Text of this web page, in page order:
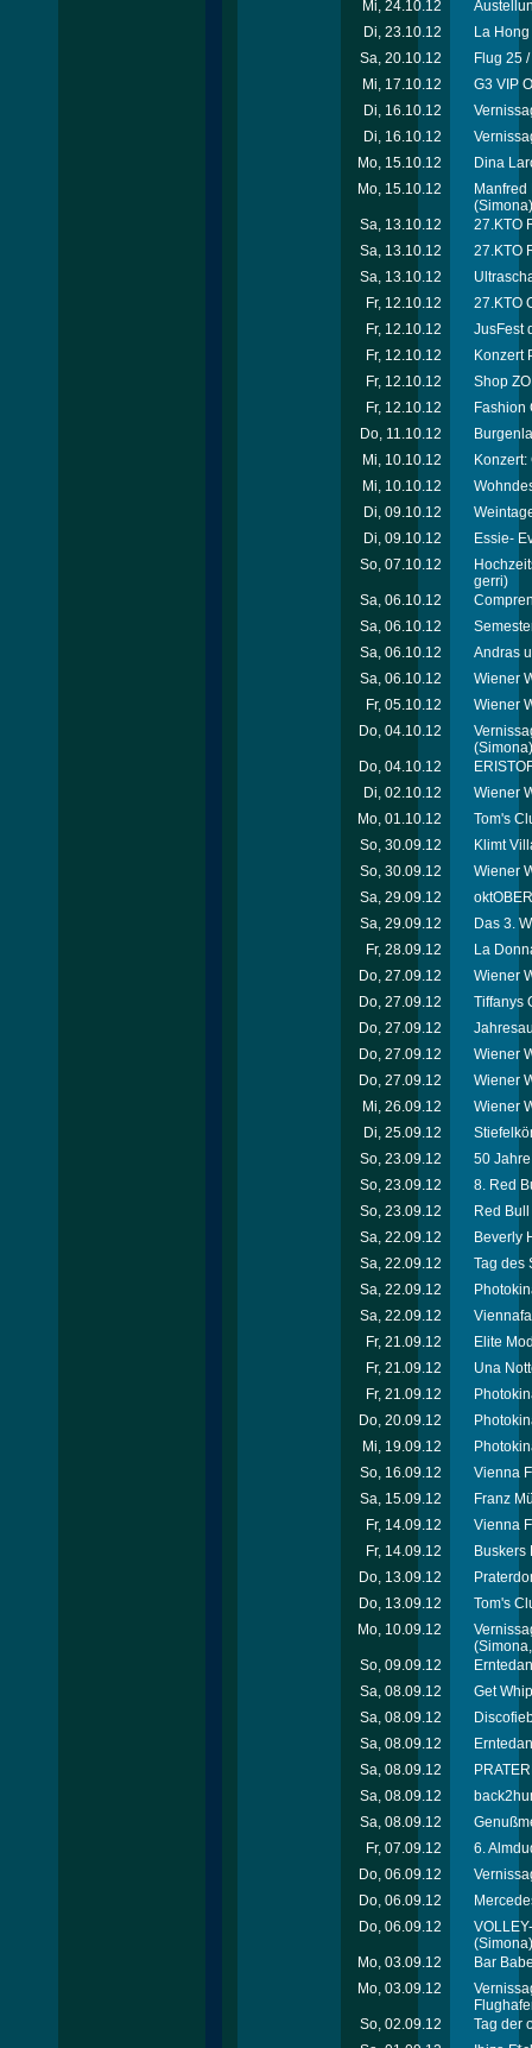
Mi, 24.10.12
Di, 23.10.12
La
Sa, 20.10.12
Flug 25
Mi, 17.10.12
G3 VIP
Di, 16.10.12
Di, 16.10.12
Mo, 15.10.12
Dina
Mo, 15.10.12
(Simona)
Sa, 13.10.12
27.KTO
Sa, 13.10.12
27.KTO
Sa, 13.10.12
Fr, 12.10.12
27.KTO
Fr, 12.10.12
JusFest
Fr, 12.10.12
Konzert
Fr, 12.10.12
Shop
Fr, 12.10.12
Fashion
Do, 11.10.12
Mi, 10.10.12
Mi, 10.10.12
Di, 09.10.12
Di, 09.10.12
Essie-
So, 07.10.12
gerri)
Sa, 06.10.12
Sa, 06.10.12
Sa, 06.10.12
Andras
Sa, 06.10.12
Wiener
Fr, 05.10.12
Wiener
Do, 04.10.12
(Simona)
Do, 04.10.12
Di, 02.10.12
Wiener
Mo, 01.10.12
Tom's
So, 30.09.12
Klimt
So, 30.09.12
Wiener
Sa, 29.09.12
Sa, 29.09.12
Das 3.
Fr, 28.09.12
La
Do, 27.09.12
Wiener
Do, 27.09.12
Tiffanys
Do, 27.09.12
Do, 27.09.12
Wiener
Do, 27.09.12
Wiener
Mi, 26.09.12
Wiener
Di, 25.09.12
So, 23.09.12
50
So, 23.09.12
8. Red
So, 23.09.12
Red
Sa, 22.09.12
Beverly
Sa, 22.09.12
Tag des
Sa, 22.09.12
Sa, 22.09.12
Fr, 21.09.12
Elite
Fr, 21.09.12
Una
Fr, 21.09.12
Do, 20.09.12
Mi, 19.09.12
So, 16.09.12
Vienna
Sa, 15.09.12
Franz
Fr, 14.09.12
Vienna
Fr, 14.09.12
Buskers
Do, 13.09.12
Do, 13.09.12
Tom's
Mo, 10.09.12
So, 09.09.12
Sa, 08.09.12
Get
Sa, 08.09.12
Sa, 08.09.12
Sa, 08.09.12
Sa, 08.09.12
Sa, 08.09.12
Fr, 07.09.12
6.
Do, 06.09.12
Do, 06.09.12
Do, 06.09.12
(Simona)
Mo, 03.09.12
Bar
Mo, 03.09.12
So, 02.09.12
Tag der